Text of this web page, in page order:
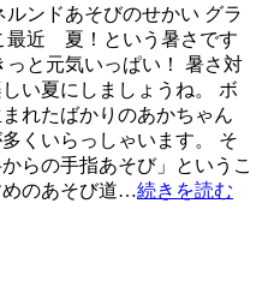
ンドあそびのせかい グラ
最近 夏！という暑さです
と元気いっぱい！ 暑さ対
い夏にしましょうね。 ボ
れたばかりのあかちゃん
くいらっしゃいます。 そ
らの手指あそび」というこ
めのあそび道…続きを読む